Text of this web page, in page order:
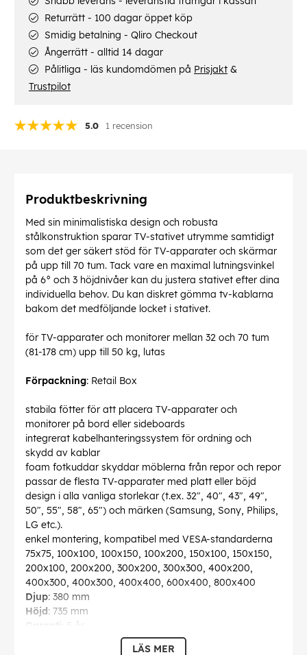
5.0 1 recension
Returrätt - 100 dagar öppet köp
Smidig betalning - Qliro Checkout
Ångerrätt - alltid 14 dagar
Pålitliga - läs kundomdömen på Prisjakt &
Trustpilot
Produktbeskrivning
Med sin minimalistiska design och robusta
stålkonstruktion sparar TV-stativet utrymme samtidigt
som det ger säkert stöd för TV-apparater och skärmar
på upp till 70 tum. Tack vare en maximal lutningsvinkel
på 6° och 3 höjdnivåer kan du justera stativet efter dina
individuella behov. Du kan diskret gömma tv-kablarna
bakom det medföljande locket i stativet.
för TV-apparater och monitorer mellan 32 och 70 tum
(81-178 cm) upp till 50 kg, lutas
Förpackning: Retail Box
stabila fötter för att placera TV-apparater och
monitorer på bord eller sideboards
integrerat kabelhanteringssystem för ordning och
skydd av kablar
foam fotkuddar skyddar möblerna från repor och repor
passar de flesta TV-apparater med platt eller böjd
design i alla vanliga storlekar (t.ex. 32", 40", 43", 49",
50", 55", 58", 65") och märken (Samsung, Sony, Philips,
LG etc.).
enkel montering, kompatibel med VESA-standarderna
75x75, 100x100, 100x150, 100x200, 150x100, 150x150,
200x100, 200x200, 300x200, 300x300, 400x200,
400x300, 400x300, 400x400, 600x400, 800x400
Djup: 380 mm
Höjd: 735 mm
Garanti : 5 år
LÄS MER